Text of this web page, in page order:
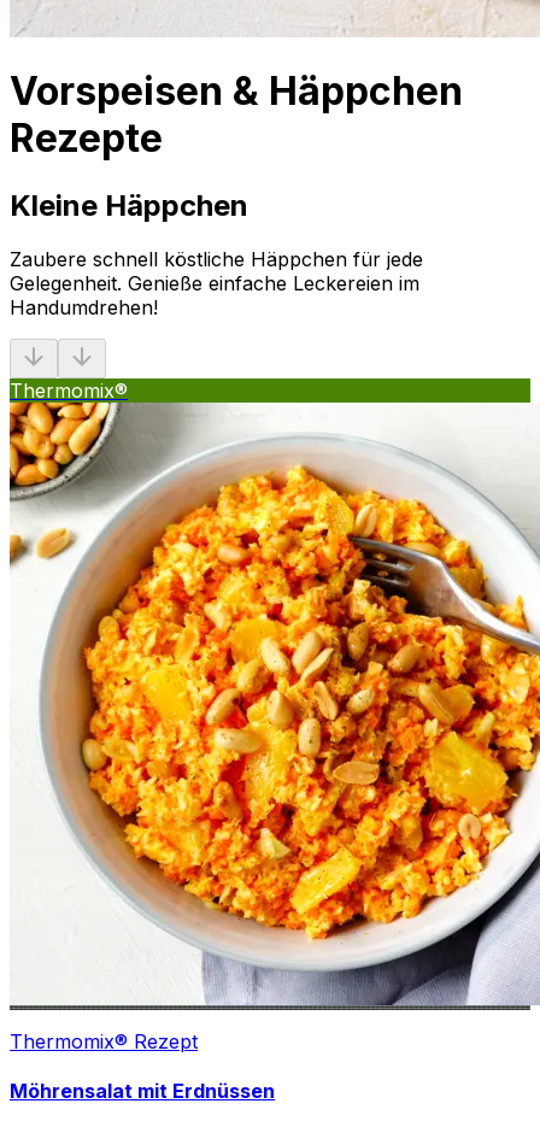
Vorspeisen & Häppchen
Rezepte
Kleine Häppchen
Zaubere schnell köstliche Häppchen für jede
Gelegenheit. Genieße einfache Leckereien im
Handumdrehen!
Thermomix®
Thermomix® Rezept
Möhrensalat mit Erdnüssen